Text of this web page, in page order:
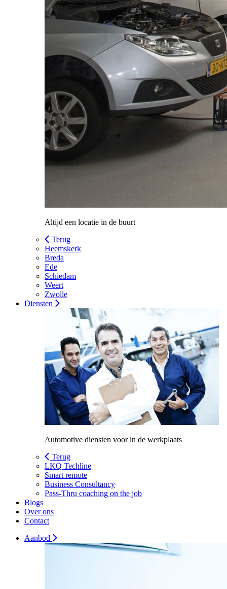
Altijd een locatie in de buurt
Terug
Heemskerk
Breda
Ede
Schiedam
Weert
Zwolle
Diensten
Automotive diensten voor in de werkplaats
Terug
LKQ Techline
Smart remote
Business Consultancy
Pass-Thru coaching on the job
Blogs
Over ons
Contact
Aanbod